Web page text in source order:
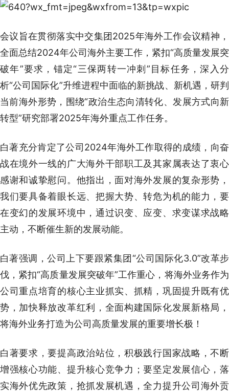
会议旨在贯彻落实中交集团2025年海外工作会议精神，
全面总结2024年公司海外主要工作，紧扣“高质量发展突
破年”要求，锚定“三保两转一冲刺”目标任务，深入分
析“公司国际化”升维进程中面临的新挑战、新机遇，研判
当前海外形势，围绕“政治生态向清转化、发展方式向新
转型”研究部署2025年海外重点工作任务。
白著充分肯定了公司2024年海外工作取得的成绩，向奋
战在境外一线的广大海外干部职工及其家属表达了衷心
感谢和诚挚慰问。他指出，面对海外发展的复杂形势，
我们要具备着眼长远、把握大势、转危为机的能力，要
在变幻的发展环境中，通过识变、应变、求变谋求战略
主动，不断催生新的发展动能。
白著强调，公司上下要跟紧集团“公司国际化3.0”改革步
伐，紧扣“高质量发展突破年”工作重心，将海外业务作为
公司重点培育的核心主业抓实、抓精，巩固提升既有优
势，加快释放改革红利，全面构建国际化发展新格局，
将海外业务打造为公司高质量发展的重要增长极！
白著要求，要提高政治站位，积极践行国家战略，不断
增强核心功能、提升核心竞争力；要坚定发展信心，落
实海外优先政策，抢抓发展机遇，全力提升公司海外贡